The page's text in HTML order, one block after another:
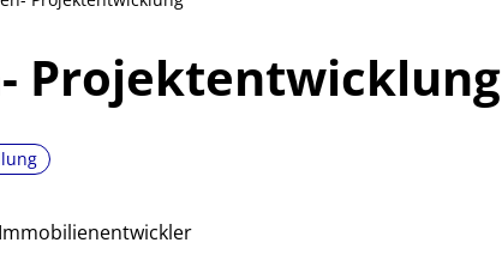
Projektentwicklung